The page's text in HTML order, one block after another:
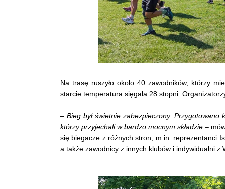
Na trasę ruszyło około 40 zawodników, którzy
starcie temperatura sięgała 28 stopni.
– Bieg był świetnie zabezpieczony.
którzy przyjechali w bardzo mocnym składzie –
się biegacze z różnych stron, m.in. reprezentanci
a także zawodnicy z innych klubów i indywidualni z